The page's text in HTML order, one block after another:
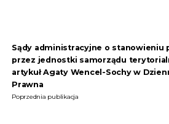
Sądy administracyjne o stanowieniu
przez jednostki samorządu
artykuł Agaty Wencel-Sochy w
Prawna
Poprzednia publikacja